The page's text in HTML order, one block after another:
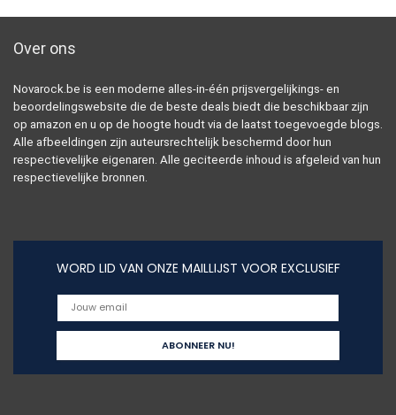
Over ons
Novarock.be is een moderne alles-in-één prijsvergelijkings- en
beoordelingswebsite die de beste deals biedt die beschikbaar zijn
op amazon en u op de hoogte houdt via de laatst toegevoegde blogs.
Alle afbeeldingen zijn auteursrechtelijk beschermd door hun
respectievelijke eigenaren. Alle geciteerde inhoud is afgeleid van hun
respectievelijke bronnen.
WORD LID VAN ONZE MAILLIJST VOOR EXCLUSIEF